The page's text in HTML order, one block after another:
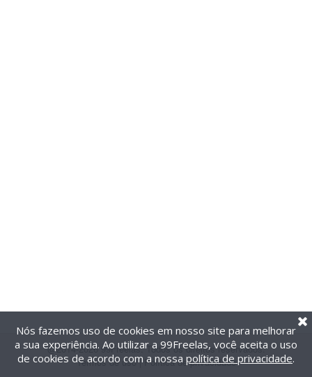
@2014-2026 99Freelas. Todos os direitos reservados.
Termos de uso| Política de privacidade
Nós fazemos uso de cookies em nosso site para melhorar
a sua experiência. Ao utilizar a 99Freelas, você aceita o uso
de cookies de acordo com a nossa política de privacidade.